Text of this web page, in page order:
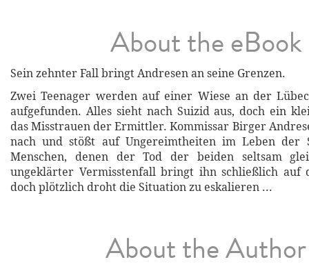
About the eBook
Sein zehnter Fall bringt Andresen an seine Grenzen.
Zwei Teenager werden auf einer Wiese an der
aufgefunden. Alles sieht nach Suizid aus, doch ein
das Misstrauen der Ermittler. Kommissar Birger
nach und stößt auf Ungereimtheiten im Leben der
Menschen, denen der Tod der beiden seltsam
ungeklärter Vermisstenfall bringt ihn schließlich auf
doch plötzlich droht die Situation zu eskalieren ...
About the Author